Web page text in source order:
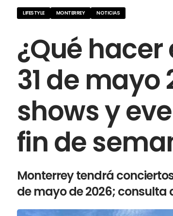
LIFESTYLE MONTERREY NOTICIAS
¿Qué
31 de mayo
shows y
fin de
Monterrey tendrá
de mayo de 2026;